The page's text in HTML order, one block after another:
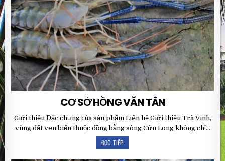
CƠ SỞ HỒNG VĂN TÂN
Giới thiệu Đặc chưng của sản phẩm Liên hệ Giới thiệu Trà Vinh,
vùng đất ven biển thuộc đồng bằng sông Cửu Long không chỉ…
ĐỌC TIẾP